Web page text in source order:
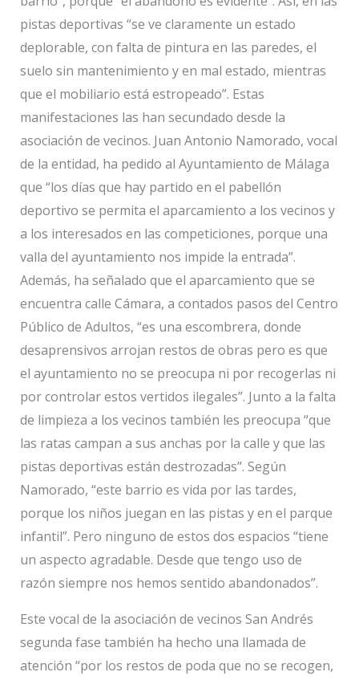
pistas deportivas “se ve claramente un estado
deplorable, con falta de pintura en las paredes, el
suelo sin mantenimiento y en mal estado, mientras
que el mobiliario está estropeado”. Estas
manifestaciones las han secundado desde la
asociación de vecinos. Juan Antonio Namorado, vocal
de la entidad, ha pedido al Ayuntamiento de Málaga
que “los días que hay partido en el pabellón
deportivo se permita el aparcamiento a los vecinos y
a los interesados en las competiciones, porque una
valla del ayuntamiento nos impide la entrada”.
Además, ha señalado que el aparcamiento que se
encuentra calle Cámara, a contados pasos del Centro
Público de Adultos, “es una escombrera, donde
desaprensivos arrojan restos de obras pero es que
el ayuntamiento no se preocupa ni por recogerlas ni
por controlar estos vertidos ilegales”. Junto a la falta
de limpieza a los vecinos también les preocupa “que
las ratas campan a sus anchas por la calle y que las
pistas deportivas están destrozadas”. Según
Namorado, “este barrio es vida por las tardes,
porque los niños juegan en las pistas y en el parque
infantil”. Pero ninguno de estos dos espacios “tiene
un aspecto agradable. Desde que tengo uso de
razón siempre nos hemos sentido abandonados”.
Este vocal de la asociación de vecinos San Andrés
segunda fase también ha hecho una llamada de
atención “por los restos de poda que no se recogen,